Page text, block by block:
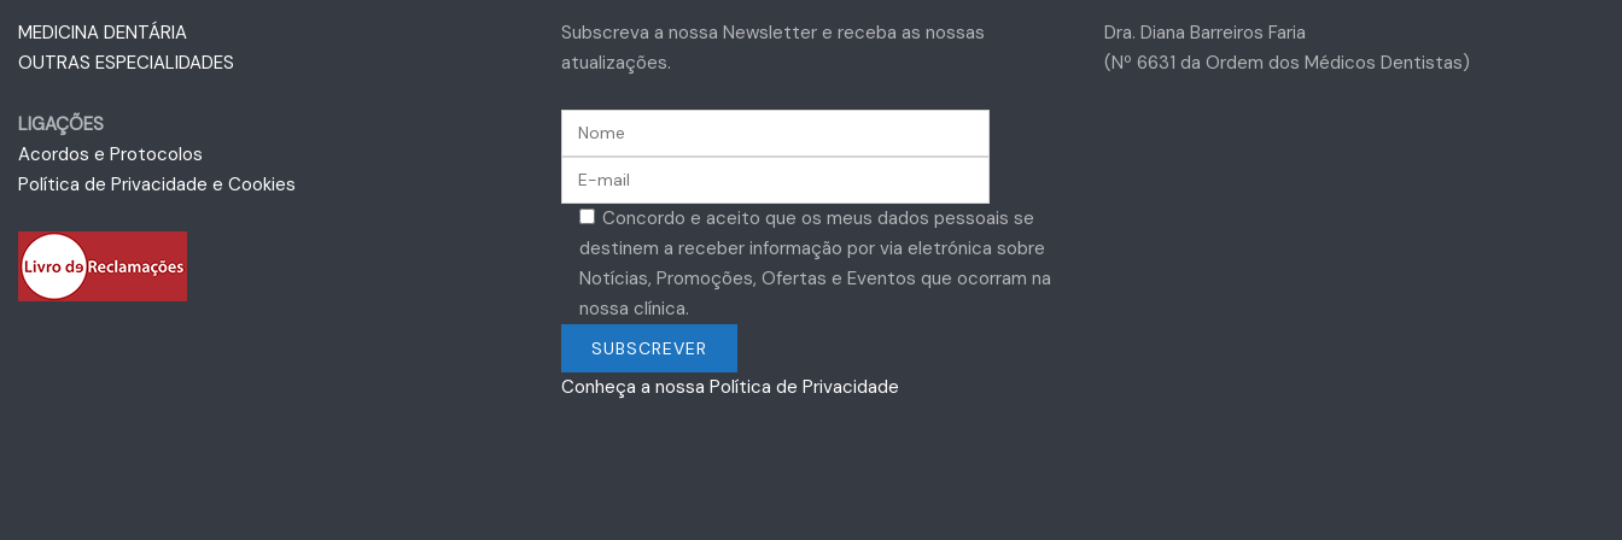
MEDICINA DENTÁRIA
OUTRAS ESPECIALIDADES
LIGAÇÕES
Acordos e Protocolos
Política de Privacidade e Cookies
Subscreva a nossa Newsletter e receba as nossas
atualizações.
Concordo e aceito que os meus dados pessoais se
destinem a receber informação por via eletrónica sobre
Notícias, Promoções, Ofertas e Eventos que ocorram na
nossa clínica.
Conheça a nossa Política de Privacidade
Dra. Diana Barreiros Faria
(Nº 6631 da Ordem dos Médicos Dentistas)